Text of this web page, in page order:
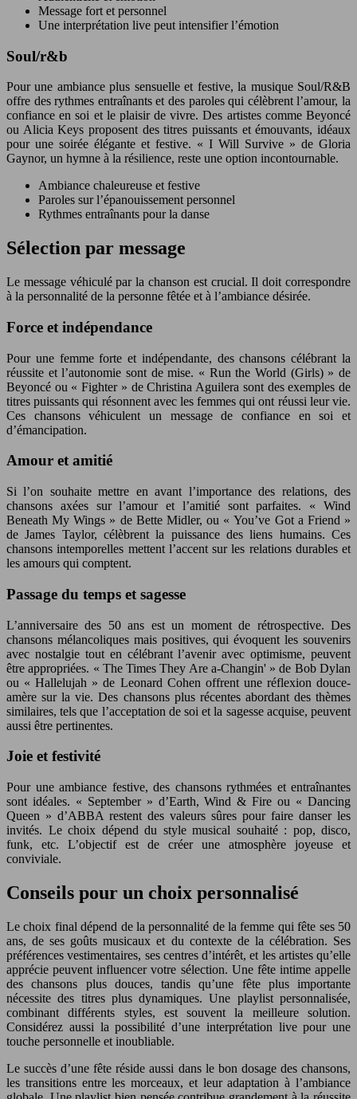
Message fort et personnel
Une interprétation live peut intensifier l’émotion
Soul/r&b
Pour une ambiance plus sensuelle et festive, la musique Soul/R&B
offre des rythmes entraînants et des paroles qui célèbrent l’amour, la
confiance en soi et le plaisir de vivre. Des artistes comme Beyoncé
ou Alicia Keys proposent des titres puissants et émouvants, idéaux
pour une soirée élégante et festive. « I Will Survive » de Gloria
Gaynor, un hymne à la résilience, reste une option incontournable.
Ambiance chaleureuse et festive
Paroles sur l’épanouissement personnel
Rythmes entraînants pour la danse
Sélection par message
Le message véhiculé par la chanson est crucial. Il doit correspondre
à la personnalité de la personne fêtée et à l’ambiance désirée.
Force et indépendance
Pour une femme forte et indépendante, des chansons célébrant la
réussite et l’autonomie sont de mise. « Run the World (Girls) » de
Beyoncé ou « Fighter » de Christina Aguilera sont des exemples de
titres puissants qui résonnent avec les femmes qui ont réussi leur vie.
Ces chansons véhiculent un message de confiance en soi et
d’émancipation.
Amour et amitié
Si l’on souhaite mettre en avant l’importance des relations, des
chansons axées sur l’amour et l’amitié sont parfaites. « Wind
Beneath My Wings » de Bette Midler, ou « You’ve Got a Friend »
de James Taylor, célèbrent la puissance des liens humains. Ces
chansons intemporelles mettent l’accent sur les relations durables et
les amours qui comptent.
Passage du temps et sagesse
L’anniversaire des 50 ans est un moment de rétrospective. Des
chansons mélancoliques mais positives, qui évoquent les souvenirs
avec nostalgie tout en célébrant l’avenir avec optimisme, peuvent
être appropriées. « The Times They Are a-Changin' » de Bob Dylan
ou « Hallelujah » de Leonard Cohen offrent une réflexion douce-
amère sur la vie. Des chansons plus récentes abordant des thèmes
similaires, tels que l’acceptation de soi et la sagesse acquise, peuvent
aussi être pertinentes.
Joie et festivité
Pour une ambiance festive, des chansons rythmées et entraînantes
sont idéales. « September » d’Earth, Wind & Fire ou « Dancing
Queen » d’ABBA restent des valeurs sûres pour faire danser les
invités. Le choix dépend du style musical souhaité : pop, disco,
funk, etc. L’objectif est de créer une atmosphère joyeuse et
conviviale.
Conseils pour un choix personnalisé
Le choix final dépend de la personnalité de la femme qui fête ses 50
ans, de ses goûts musicaux et du contexte de la célébration. Ses
préférences vestimentaires, ses centres d’intérêt, et les artistes qu’elle
apprécie peuvent influencer votre sélection. Une fête intime appelle
des chansons plus douces, tandis qu’une fête plus importante
nécessite des titres plus dynamiques. Une playlist personnalisée,
combinant différents styles, est souvent la meilleure solution.
Considérez aussi la possibilité d’une interprétation live pour une
touche personnelle et inoubliable.
Le succès d’une fête réside aussi dans le bon dosage des chansons,
les transitions entre les morceaux, et leur adaptation à l’ambiance